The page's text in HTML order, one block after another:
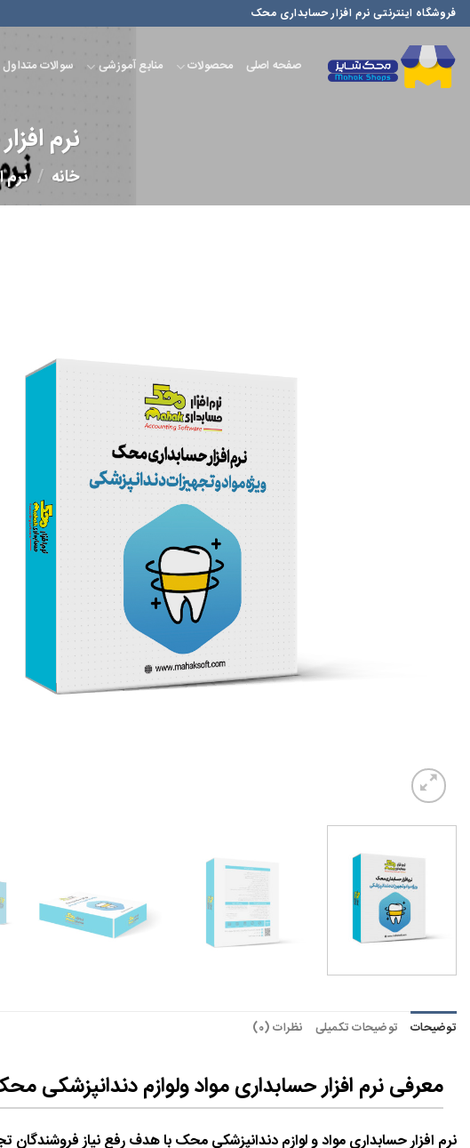
فروشگاه اینترنتی نرم افزار حسابداری محک
صفحه اصلی محصولات منابع آموزشی سوالات متداول
نرم
خانه /
توضیحات توضیحات تکمیلی نظرات (0)
معرفی نرم افزار حسابداری مواد ولوازم دندانپزشکی
نرم افزار حسابداری مواد و لوازم دندانپزشکی محکبا هدف رفع نیاز